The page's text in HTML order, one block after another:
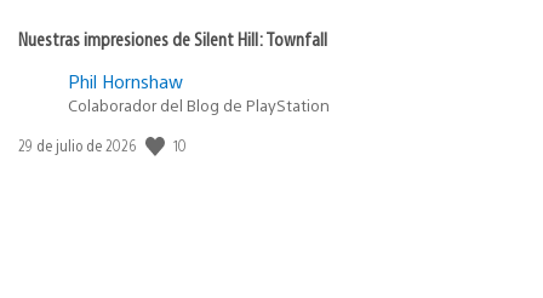
Nuestras impresiones de Silent Hill: Townfall
Phil Hornshaw
Colaborador del Blog de PlayStation
Fecha
29 de julio de 2026 10